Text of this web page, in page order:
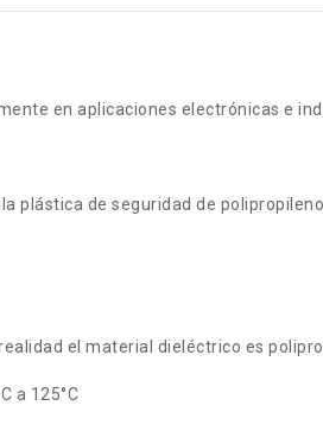
en aplicaciones electrónicas e
plástica de seguridad de polipropileno
el material dieléctrico es
a 125°C